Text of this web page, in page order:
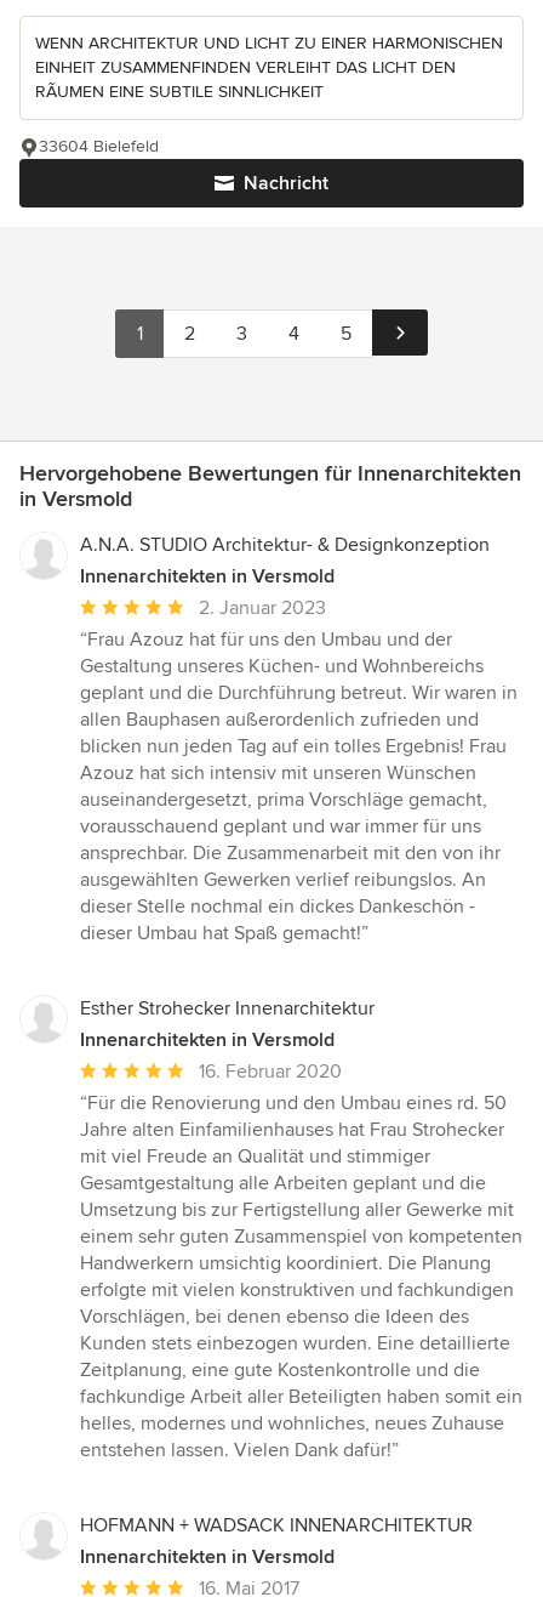
WENN ARCHITEKTUR UND LICHT ZU EINER HARMONISCHEN
EINHEIT ZUSAMMENFINDEN VERLEIHT DAS LICHT DEN
RÃUMEN EINE SUBTILE SINNLICHKEIT
Nachricht
33604 Bielefeld
1 2 3 4 5
Hervorgehobene Bewertungen für Innenarchitekten
in Versmold
A.N.A. STUDIO Architektur- & Designkonzeption
Innenarchitekten in Versmold
Durchschnittliche
Bewertung:
5
von
5
Sternen
2. Januar 2023
“Frau Azouz hat für uns den Umbau und der
Gestaltung unseres Küchen- und Wohnbereichs
geplant und die Durchführung betreut. Wir waren in
allen Bauphasen außerordenlich zufrieden und
blicken nun jeden Tag auf ein tolles Ergebnis! Frau
Azouz hat sich intensiv mit unseren Wünschen
auseinandergesetzt, prima Vorschläge gemacht,
vorausschauend geplant und war immer für uns
ansprechbar. Die Zusammenarbeit mit den von ihr
ausgewählten Gewerken verlief reibungslos. An
dieser Stelle nochmal ein dickes Dankeschön -
dieser Umbau hat Spaß gemacht!”
Esther Strohecker Innenarchitektur
Innenarchitekten in Versmold
Durchschnittliche
Bewertung:
5
von
5
Sternen
16. Februar 2020
“Für die Renovierung und den Umbau eines rd. 50
Jahre alten Einfamilienhauses hat Frau Strohecker
mit viel Freude an Qualität und stimmiger
Gesamtgestaltung alle Arbeiten geplant und die
Umsetzung bis zur Fertigstellung aller Gewerke mit
einem sehr guten Zusammenspiel von kompetenten
Handwerkern umsichtig koordiniert. Die Planung
erfolgte mit vielen konstruktiven und fachkundigen
Vorschlägen, bei denen ebenso die Ideen des
Kunden stets einbezogen wurden. Eine detaillierte
Zeitplanung, eine gute Kostenkontrolle und die
fachkundige Arbeit aller Beteiligten haben somit ein
helles, modernes und wohnliches, neues Zuhause
entstehen lassen. Vielen Dank dafür!”
HOFMANN + WADSACK INNENARCHITEKTUR
Innenarchitekten in Versmold
Durchschnittliche16. Mai 2017